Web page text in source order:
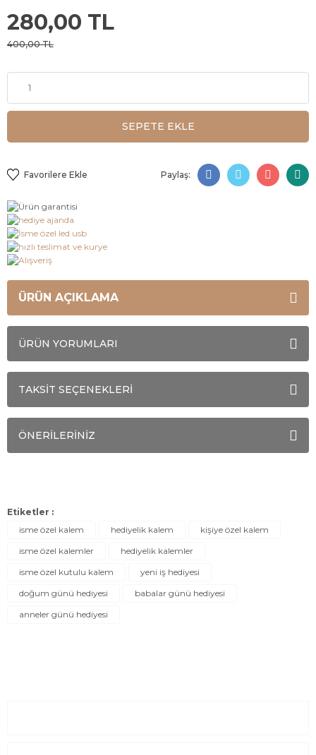
280,00 TL
400,00 TL
SEPETE EKLE
Paylaş:
ÜRÜN AÇIKLAMA
ÜRÜN YORUMLARI
TAKSİT SEÇENEKLERİ
ÖNERİLERİNİZ
Etiketler :
isme özel kalem
hediyelik kalem
kişiye özel kalem
isme özel kalemler
hediyelik kalemler
isme özel kutulu kalem
yeni iş hediyesi
doğum günü hediyesi
babalar günü hediyesi
anneler günü hediyesi